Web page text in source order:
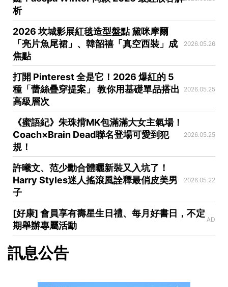
析
2026 坎城影展紅毯造型盤點 黛咪摩爾
「亮片魚尾裙」、韓韶禧「真空西裝」成
焦點
2026.05.26
打開 Pinterest 全是它！2026 爆紅的 5
種「蕾絲疊穿提案」 教你用基礎單品搭出
高級層次
2026.05.25
《蜜語紀》朱珠揹MK包滿滿大女主氣場！
Coach×Brain Dead聯名登場可愛到犯
規！
2026.05.25
許曦文、范少勳合體曬新裝又入坑了！
Harry Styles迷人搖滾風詮釋最俏皮美男
子
2026.05.22
[好康] 會員享有壽星生日禮、每月好書日，不定
期舉辦專屬活動
AD
訊息公告